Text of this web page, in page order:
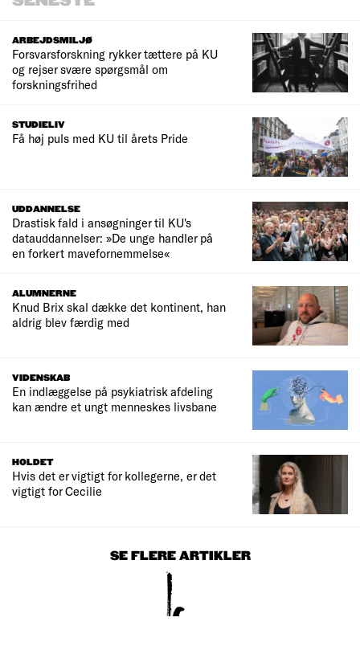
ARBEJDSMILJØ
Forsvarsforskning rykker tættere på KU
og rejser svære spørgsmål om
forskningsfrihed
STUDIELIV
Få høj puls med KU til årets Pride
UDDANNELSE
Drastisk fald i ansøgninger til KU's
datauddannelser: »De unge handler på
en forkert mavefornemmelse«
ALUMNERNE
Knud Brix skal dække det kontinent, han
aldrig blev færdig med
VIDENSKAB
En indlæggelse på psykiatrisk afdeling
kan ændre et ungt menneskes livsbane
HOLDET
Hvis det er vigtigt for kollegerne, er det
vigtigt for Cecilie
SE FLERE ARTIKLER